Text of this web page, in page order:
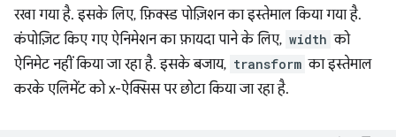
रखा गया है. इसके लिए, फ़िक्स्ड पोज़िशन का इस्तेमाल किया गया है.
कंपोज़िट किए गए ऐनिमेशन का फ़ायदा पाने के लिए, width को
ऐनिमेट नहीं किया जा रहा है. इसके बजाय, transform का इस्तेमाल
करके एलिमेंट को x-ऐक्सिस पर छोटा किया जा रहा है.